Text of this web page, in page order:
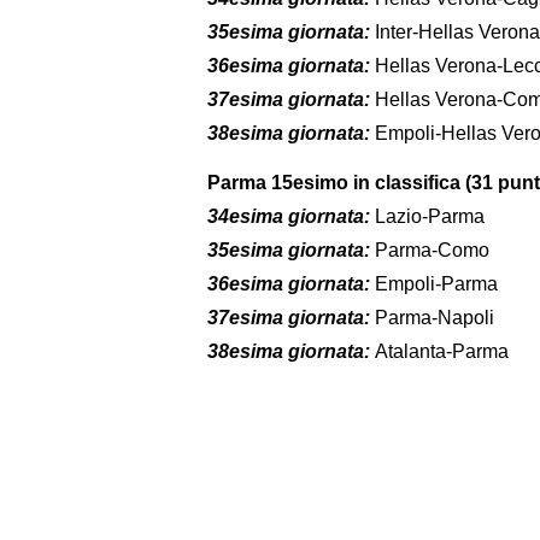
35esima giornata: Inter-Hellas Verona
36esima giornata: Hellas Verona-
37esima giornata: Hellas Verona-
38esima giornata: Empoli-Hellas
Parma 15esimo in classifica (31
34esima giornata: Lazio-Parma
35esima giornata: Parma-Como
36esima giornata: Empoli-Parma
37esima giornata: Parma-Napoli
38esima giornata: Atalanta-Parma